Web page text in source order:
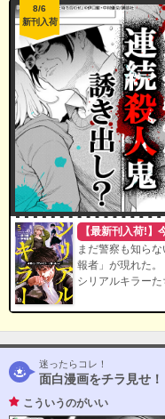
8/6
新刊入荷
【最新刊入荷!
まだ警察も知ら
報者」が現れた。
シリアルキラーた
迷ったらコレ！
面白漫画をチラ見せ！
こういうのがいい